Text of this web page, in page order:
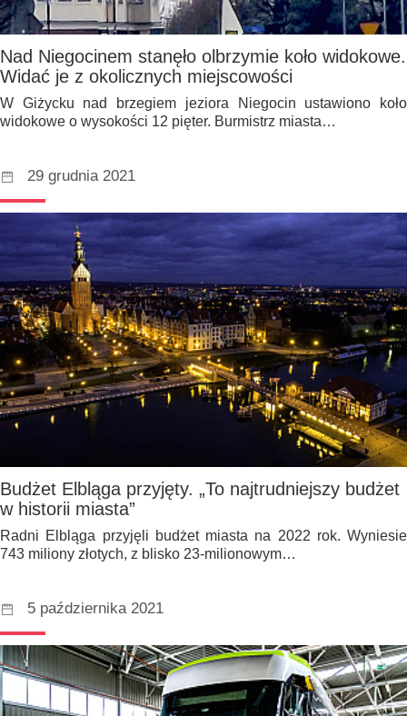
Nad Niegocinem stanęło olbrzymie koło widokowe.
Widać je z okolicznych miejscowości
W Giżycku nad brzegiem jeziora Niegocin ustawiono koło
widokowe o wysokości 12 pięter. Burmistrz miasta…
29 grudnia 2021
Budżet Elbląga przyjęty. „To najtrudniejszy budżet
w historii miasta”
Radni Elbląga przyjęli budżet miasta na 2022 rok. Wyniesie
743 miliony złotych, z blisko 23-milionowym…
5 października 2021